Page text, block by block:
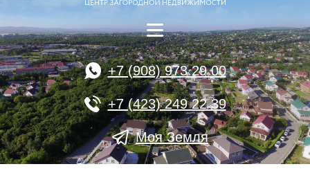
+7 (908) 973 29 00
+7 (423) 249 22 39
Моя Земля